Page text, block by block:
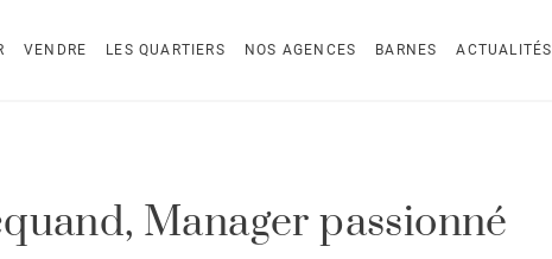
VENDRE LES QUARTIERS NOS AGENCES BARNES ACTUALITÉS
Manager passionné